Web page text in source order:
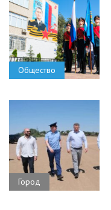
Общество
Город